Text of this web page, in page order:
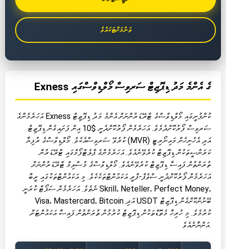
ވަނުމަށްޓަކައެވެ
Exness ގެ އެންމެ މަދު ޑިޕޮޒިޓް ސަރވިސް މޯލްޑިވްސްގައި
އަހަރެމެންގެ Exness ކުންފުނީގައި މޯލްޑިވްސްގެ ޓްރޭޑަރުންނަށް އެންމެ މަދު ޑިޕޮޒިޓް
ސަރވިސް ފޯރުކޮށްދެމެވެ. އަހަރެމެން ފޯރުކޮށްދެނީ $10 އިން ފަށައިގެން ޑިޕޮޒިޓް
ކުރެވޭ ސަރވިސްއެކެވެ. މޯލްޑިވްސްގެ ރުފިޔާ (MVR) އަދި އެހެނިހެން މައިނޯރިޓީ
ކަރަންސީތަކުން ޑިޕޮޒިޓް ކުރެވޭނެއެވެ. އަހަރެމެންގެ ޕްލެޓްފޯމްގައި ޓްރޭޑަރުން
ތުރަންތުން ފައިސާ ޑިޕޮޒިޓް ކުރެވޭނެއެވެ. މޯލްޑިވްސްގެ މުސްލިމް ޓްރޭޑަރުންނަށް
އަހަރެމެން ފޯރުކޮށްދެނީ ސްވެޕް-ފްރީ އަކައުންޓްތަކެކެވެ. މި އަކައުންޓްތަކުގައި ރީބާ
ނެތެވެ. އަހަރެމެން ސަޕޯޓް ކުރަނީ Skrill، Neteller، Perfect Money،
Visa، Mastercard، Bitcoin އަދި USDT ބޭނުންކޮށްގެން ޑިޕޮޒިޓް
ކުރުމެވެ. މި ހުރިހާ މެތޮޑްތަކުން ޑިޕޮޒިޓް ކުރުމުން ތުރަންތުން ފައިސާ އަކައުންޓަށް
އަންނާނެއެވެ.